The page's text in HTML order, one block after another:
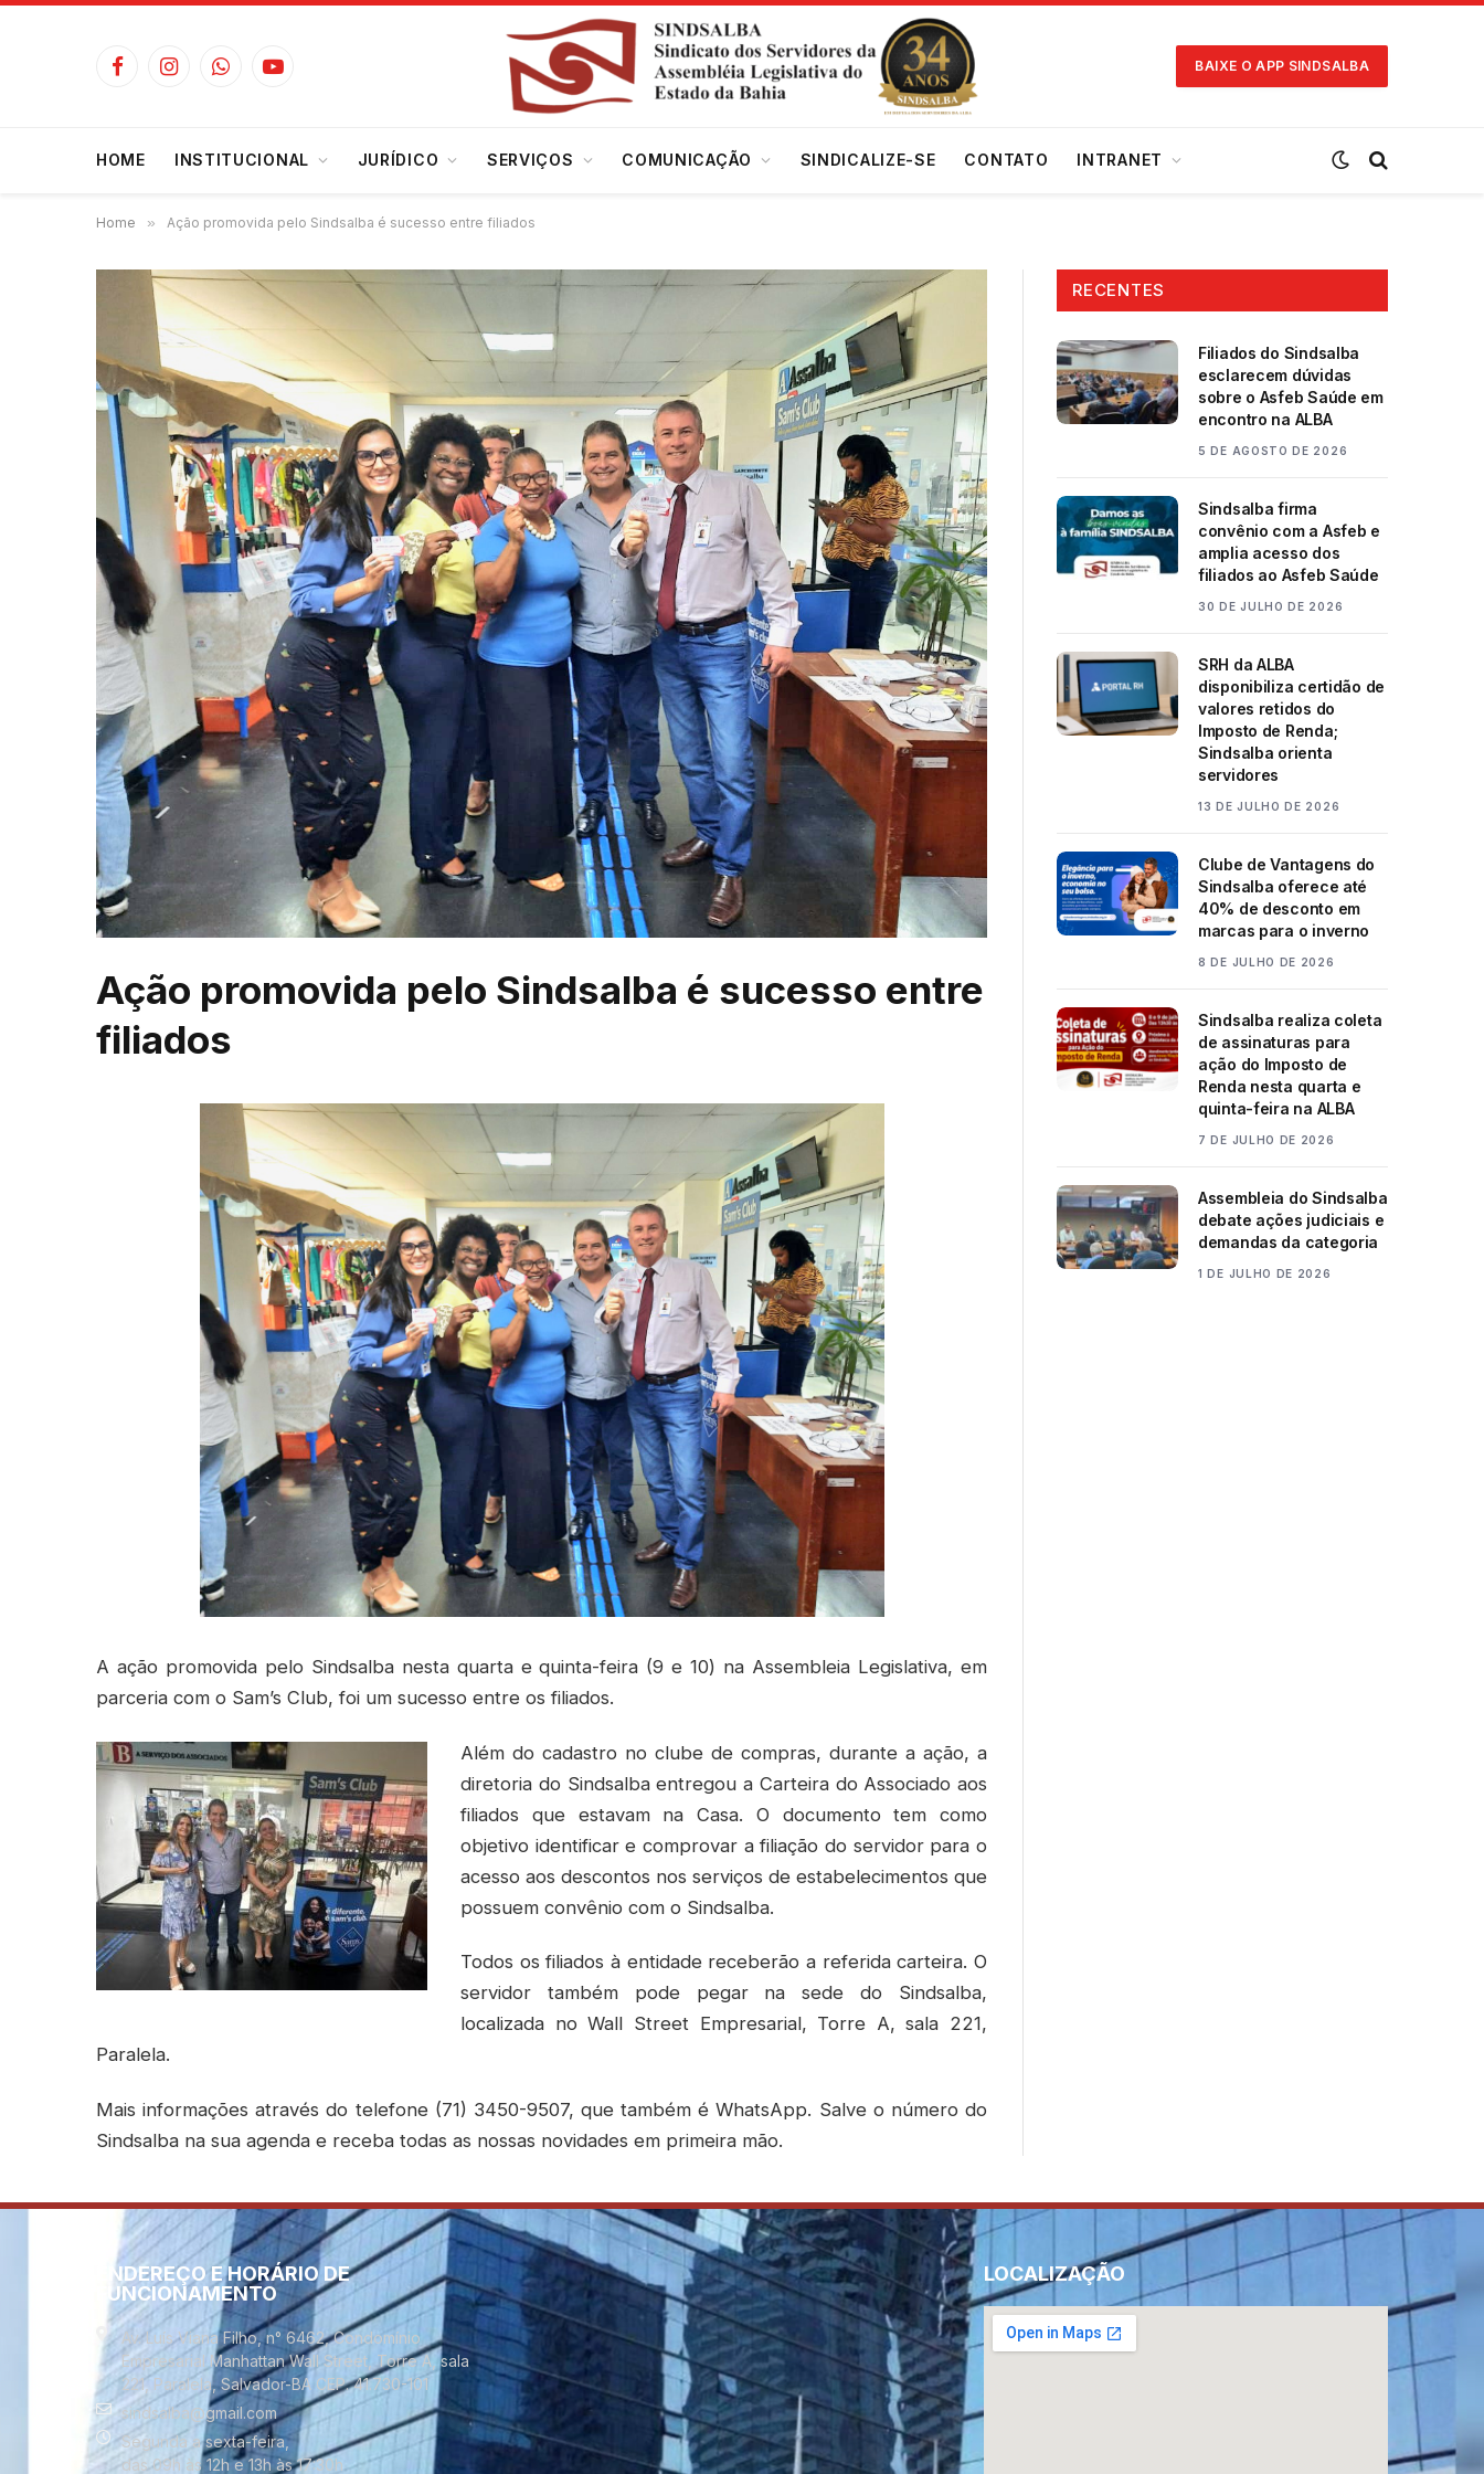
FacebookInstagramWhatsAppYouTube
BAIXE O APP SINDSALBA
HOME INSTITUCIONAL JURÍDICO SERVIÇOS COMUNICAÇÃO SINDICALIZE-SE CONTATO INTRANET
Home » Ação promovida pelo Sindsalba é sucesso entre filiados
Ação promovida pelo Sindsalba é sucesso entre
filiados
A ação promovida pelo Sindsalba nesta quarta e quinta-feira (9 e 10) na Assembleia Legislativa, em
parceria com o Sam’s Club, foi um sucesso entre os filiados.
Além do cadastro no clube de compras, durante a ação, a
diretoria do Sindsalba entregou a Carteira do Associado aos
filiados que estavam na Casa. O documento tem como
objetivo identificar e comprovar a filiação do servidor para o
acesso aos descontos nos serviços de estabelecimentos que
possuem convênio com o Sindsalba.
Todos os filiados à entidade receberão a referida carteira. O
servidor também pode pegar na sede do Sindsalba,
localizada no Wall Street Empresarial, Torre A, sala 221,
Paralela.
Mais informações através do telefone (71) 3450-9507, que também é WhatsApp. Salve o número do
Sindsalba na sua agenda e receba todas as nossas novidades em primeira mão.
RECENTES
Filiados do Sindsalba
esclarecem dúvidas
sobre o Asfeb Saúde em
encontro na ALBA
5 DE AGOSTO DE 2026
Sindsalba firma
convênio com a Asfeb e
amplia acesso dos
filiados ao Asfeb Saúde
30 DE JULHO DE 2026
SRH da ALBA
disponibiliza certidão de
valores retidos do
Imposto de Renda;
Sindsalba orienta
servidores
13 DE JULHO DE 2026
Clube de Vantagens do
Sindsalba oferece até
40% de desconto em
marcas para o inverno
8 DE JULHO DE 2026
Sindsalba realiza coleta
de assinaturas para
ação do Imposto de
Renda nesta quarta e
quinta-feira na ALBA
7 DE JULHO DE 2026
Assembleia do Sindsalba
debate ações judiciais e
demandas da categoria
1 DE JULHO DE 2026
ENDEREÇO E HORÁRIO DE
FUNCIONAMENTO
Av. Luís Viana Filho, n° 6462, Condomínio
Empresarial Manhattan Wall Street, Torre A, sala
221, Paralela, Salvador-BA CEP. 41.730-101
sindsalba@gmail.com
Segunda a sexta-feira,
das 09h às 12h e 13h às 17:30h
LOCALIZAÇÃO